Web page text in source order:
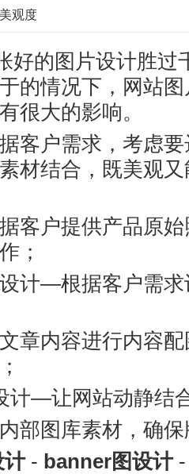
观度
好的图片设计胜过
的情况下，网站
很大的影响。
客户需求，考虑
材结合，既美观
户提供产品原始
；
计—根据客户需求
内容进行内容配
计—让网站动静结
部图库素材，确保
计- banner图设计